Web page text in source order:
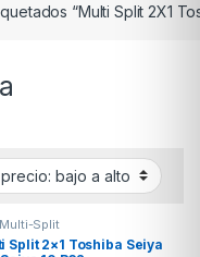
“Multi Split 2X1
precio: bajo a alto
Multi-Split
Split 2×1 Toshiba Seiya